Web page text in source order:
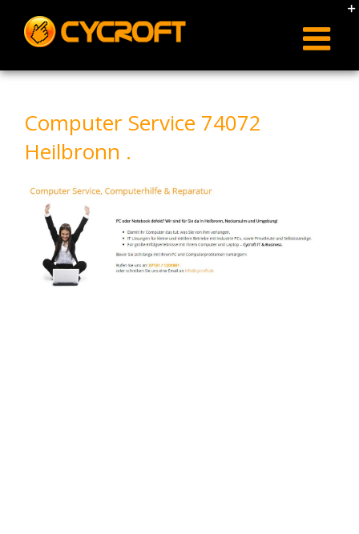
content
Computer Service 74072
Heilbronn .